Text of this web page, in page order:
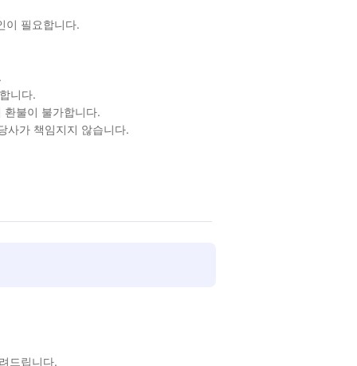
이 필요합니다.
니다.
불이 불가합니다.
사가 책임지지 않습니다.
드립니다.